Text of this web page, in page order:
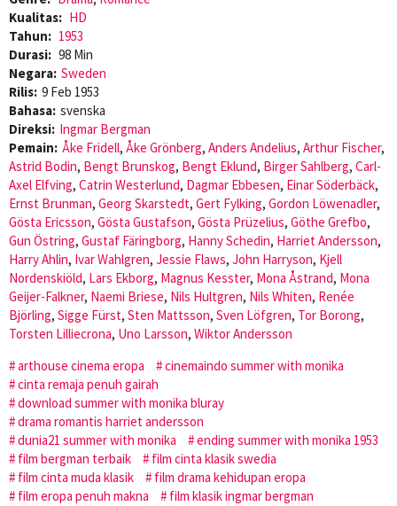
Kualitas: HD
Tahun: 1953
Durasi: 98 Min
Negara: Sweden
Rilis: 9 Feb 1953
Bahasa: svenska
Direksi: Ingmar Bergman
Pemain: Åke Fridell, Åke Grönberg, Anders Andelius, Arthur Fischer,
Astrid Bodin, Bengt Brunskog, Bengt Eklund, Birger Sahlberg, Carl-
Axel Elfving, Catrin Westerlund, Dagmar Ebbesen, Einar Söderbäck,
Ernst Brunman, Georg Skarstedt, Gert Fylking, Gordon Löwenadler,
Gösta Ericsson, Gösta Gustafson, Gösta Prüzelius, Göthe Grefbo,
Gun Östring, Gustaf Färingborg, Hanny Schedin, Harriet Andersson,
Harry Ahlin, Ivar Wahlgren, Jessie Flaws, John Harryson, Kjell
Nordenskiöld, Lars Ekborg, Magnus Kesster, Mona Åstrand, Mona
Geijer-Falkner, Naemi Briese, Nils Hultgren, Nils Whiten, Renée
Björling, Sigge Fürst, Sten Mattsson, Sven Löfgren, Tor Borong,
Torsten Lilliecrona, Uno Larsson, Wiktor Andersson
arthouse cinema eropa
cinemaindo summer with monika
cinta remaja penuh gairah
download summer with monika bluray
drama romantis harriet andersson
dunia21 summer with monika
ending summer with monika 1953
film bergman terbaik
film cinta klasik swedia
film cinta muda klasik
film drama kehidupan eropa
film eropa penuh makna
film klasik ingmar bergman